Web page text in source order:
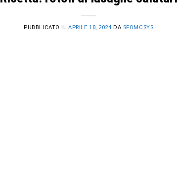
PUBBLICATO ILAPRILE 18, 2024 DA SFOMCSYS